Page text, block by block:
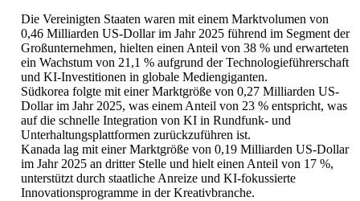
Die Vereinigten Staaten waren mit einem Marktvolumen von
0,46 Milliarden US-Dollar im Jahr 2025 führend im Segment der
Großunternehmen, hielten einen Anteil von 38 % und erwarteten
ein Wachstum von 21,1 % aufgrund der Technologieführerschaft
und KI-Investitionen in globale Mediengiganten.
Südkorea folgte mit einer Marktgröße von 0,27 Milliarden US-
Dollar im Jahr 2025, was einem Anteil von 23 % entspricht, was
auf die schnelle Integration von KI in Rundfunk- und
Unterhaltungsplattformen zurückzuführen ist.
Kanada lag mit einer Marktgröße von 0,19 Milliarden US-Dollar
im Jahr 2025 an dritter Stelle und hielt einen Anteil von 17 %,
unterstützt durch staatliche Anreize und KI-fokussierte
Innovationsprogramme in der Kreativbranche.